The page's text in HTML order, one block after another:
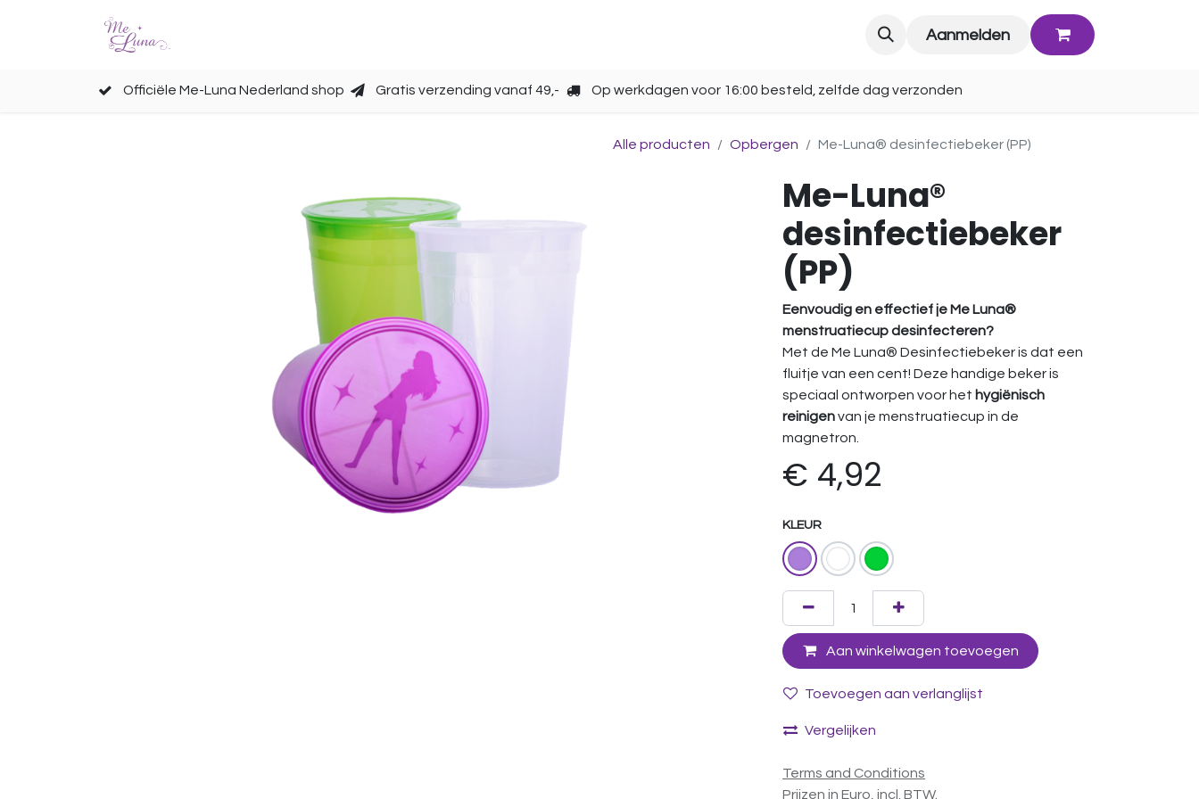
Aanmelden
Officiële Me-Luna Nederland shop Gratis verzending vanaf 49,- Op werkdagen voor 16:00 besteld, zelfde dag verzonden
Alle producten Opbergen Me-Luna® desinfectiebeker (PP)
Me-Luna®
desinfectiebeker
(PP)
Eenvoudig en effectief je Me Luna®
menstruatiecup desinfecteren?
Met de Me Luna® Desinfectiebeker is dat een
fluitje van een cent! Deze handige beker is
speciaal ontworpen voor het hygiënisch
reinigenvan je menstruatiecup in de
magnetron.
€ 4,92
KLEUR
Aan winkelwagen toevoegen
Toevoegen aan verlanglijst
Vergelijken
Terms and Conditions
Prijzen in Euro, incl. BTW.